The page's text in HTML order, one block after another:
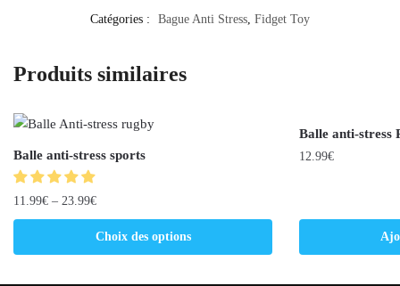
Catégories : Bague Anti Stress, Fidget Toy
Produits similaires
Balle anti-stress sports
11.99€ – 23.99€
Choix des options
Balle anti-stress
12.99€